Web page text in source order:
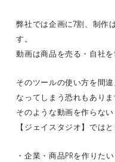
弊社では企画に7割、制作
す。
動画は商品を売る・自社
そのツールの使い方を間
なってしまう恐れもありま
そのような動画を作らな
【ジェイスタジオ】では
・企業・商品PRを作りたい